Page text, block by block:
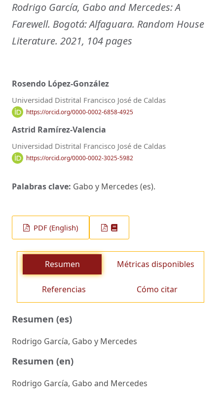
Rodrigo García, Gabo and Mercedes: A
Farewell. Bogotá: Alfaguara. Random House
Literature. 2021, 104 pages
Rosendo López-González
Universidad Distrital Francisco José de Caldas
https://orcid.org/0000-0002-6858-4925
Astrid Ramírez-Valencia
Universidad Distrital Francisco José de Caldas
https://orcid.org/0000-0002-3025-5982
Palabras clave: Gabo y Mercedes (es).
PDF (English)
Resumen Métricas disponibles
Referencias Cómo citar
Resumen (es)
Rodrigo García, Gabo y Mercedes
Resumen (en)
Rodrigo García, Gabo and Mercedes